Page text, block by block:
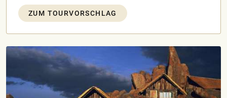
ZUM TOURVORSCHLAG